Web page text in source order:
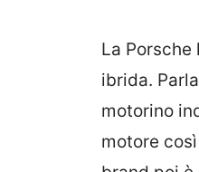
La
ibrida.
motorino
motore